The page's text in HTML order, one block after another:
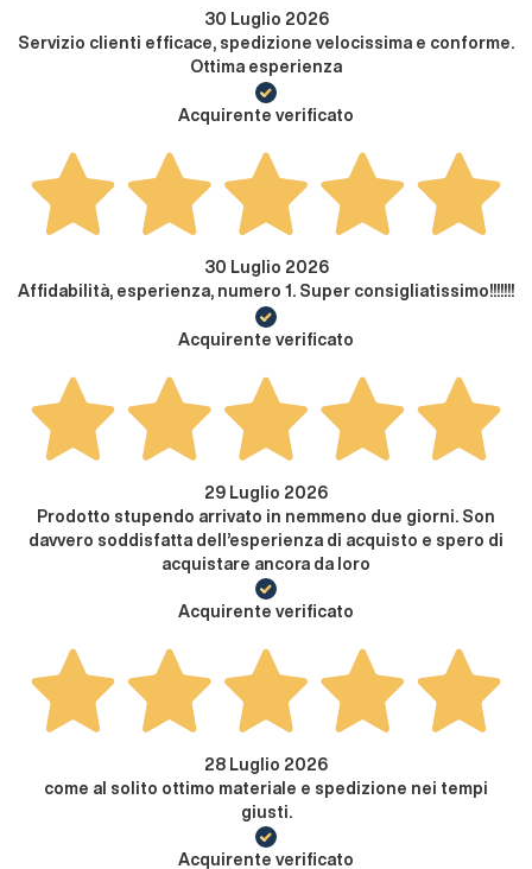
30 Luglio 2026
Servizio clienti efficace, spedizione velocissima e conforme.
Ottima esperienza
Acquirente verificato
30 Luglio 2026
Affidabilità, esperienza, numero 1. Super consigliatissimo!!!!!!!
Acquirente verificato
29 Luglio 2026
Prodotto stupendo arrivato in nemmeno due giorni. Son
davvero soddisfatta dell’esperienza di acquisto e spero di
acquistare ancora da loro
Acquirente verificato
28 Luglio 2026
come al solito ottimo materiale e spedizione nei tempi
giusti.
Acquirente verificato